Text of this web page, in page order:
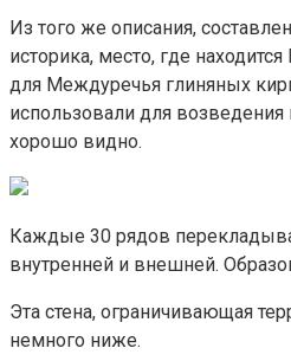
Из того же описания,
историка, место, где
для Междуречья глиняных
использовали для возведения
хорошо видно.
Каждые 30 рядов
внутренней и внешней.
Эта стена, ограничивающая
немного ниже.